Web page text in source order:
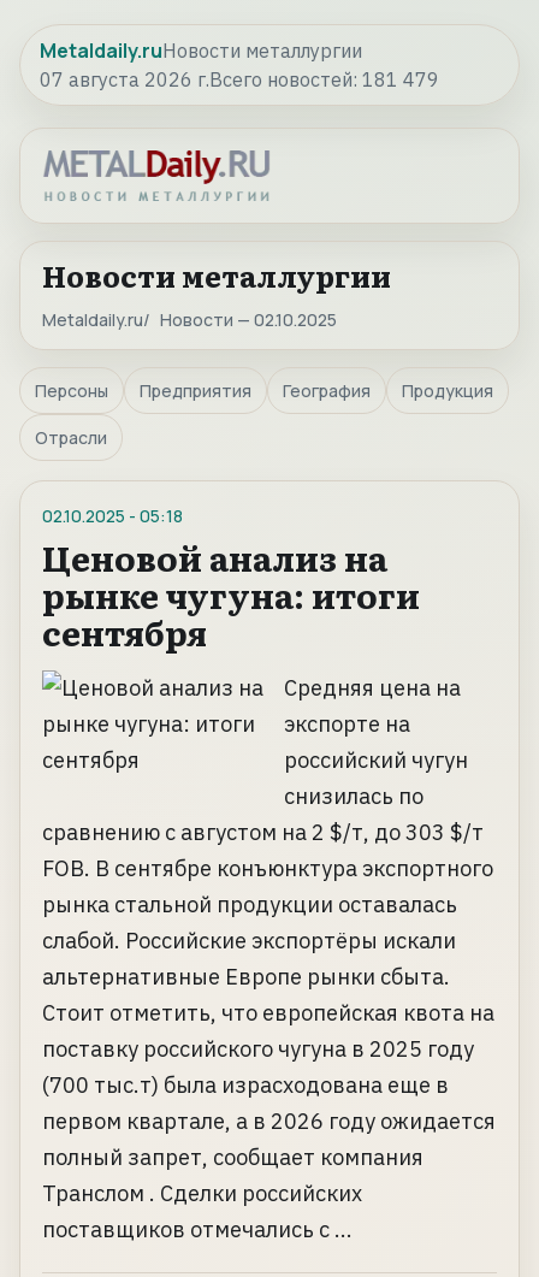
Metaldaily.ruНовости металлургии
07 августа 2026 г.Всего новостей: 181 479
Новости металлургии
Metaldaily.ru Новости — 02.10.2025
Персоны Предприятия География Продукция
Отрасли
02.10.2025 - 05:18
Ценовой анализ на
рынке чугуна: итоги
сентября
Средняя цена на
экспорте на
российский чугун
снизилась по
сравнению с августом на 2 $/т, до 303 $/т
FOB. В сентябре конъюнктура экспортного
рынка стальной продукции оставалась
слабой. Российские экспортёры искали
альтернативные Европе рынки сбыта.
Стоит отметить, что европейская квота на
поставку российского чугуна в 2025 году
(700 тыс.т) была израсходована еще в
первом квартале, а в 2026 году ожидается
полный запрет, сообщает компания
Транслом . Сделки российских
поставщиков отмечались с ...